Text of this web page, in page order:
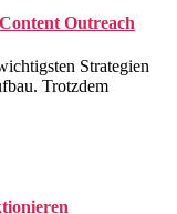
Outreach
Strategien
Trotzdem